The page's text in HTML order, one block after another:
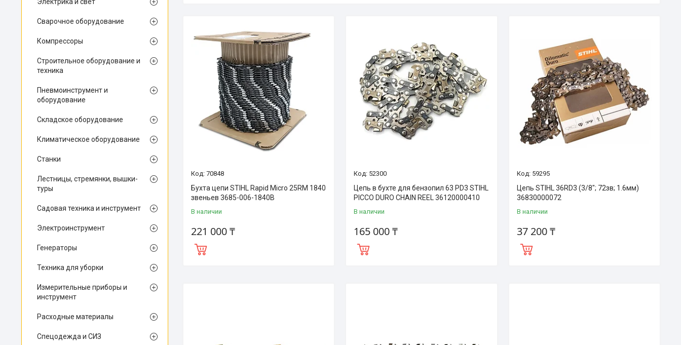
70848
Бухта цепи STIHL Rapid Micro 25RM 1840
звеньев 3685-006-1840B
В наличии
221 000 ₸
52300
Цепь в бухте для бензопил 63 PD3 STIHL
PICCO DURO CHAIN REEL 36120000410
В наличии
165 000 ₸
59295
Цепь STIHL 36RD3 (3/8"; 72зв; 1.6мм)
36830000072
В наличии
37 200 ₸
Сварочное оборудование
Компрессоры
Строительное оборудование и
техника
Пневмоинструмент и
оборудование
Складское оборудование
Климатическое оборудование
Станки
Лестницы, стремянки, вышки-
туры
Садовая техника и инструмент
Электроинструмент
Генераторы
Техника для уборки
Измерительные приборы и
инструмент
Расходные материалы
Спецодежда и СИЗ